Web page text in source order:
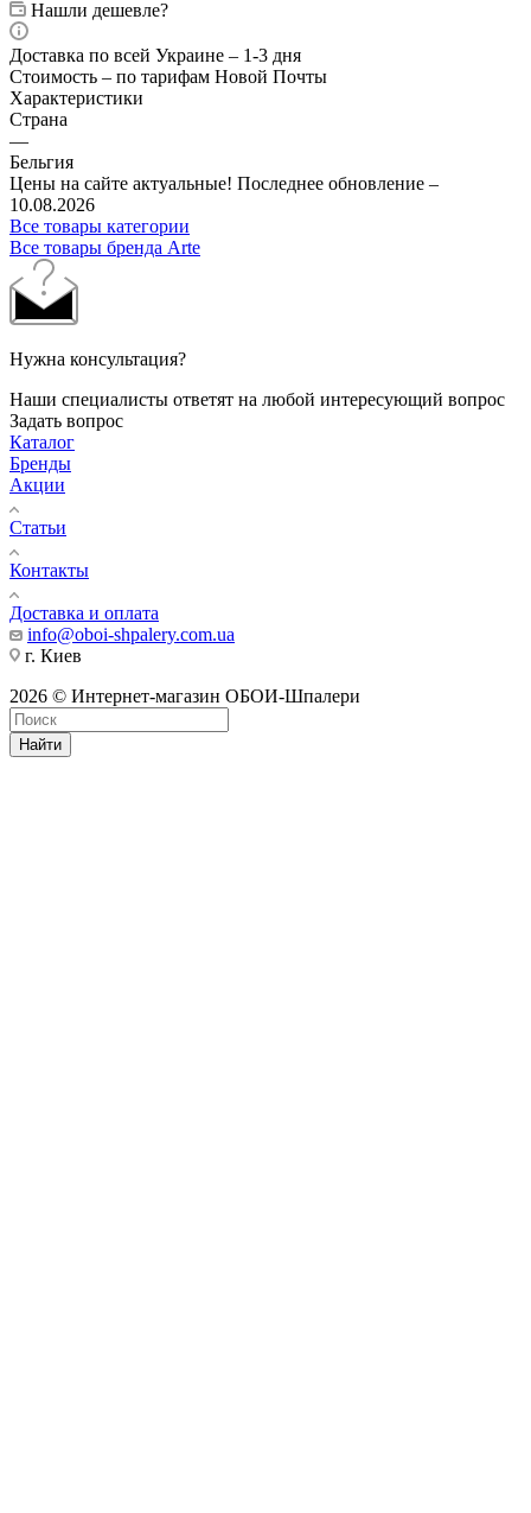
Нашли дешевле?
Доставка по всей Украине – 1-3 дня
Стоимость – по тарифам Новой Почты
Характеристики
Страна
—
Бельгия
Цены на сайте актуальные! Последнее обновление –
10.08.2026
Все товары категории
Все товары бренда Arte
Нужна консультация?
Наши специалисты ответят на любой интересующий вопрос
Задать вопрос
Каталог
Бренды
Акции
Статьи
Контакты
Доставка и оплата
info@oboi-shpalery.com.ua
г. Киев
2026 © Интернет-магазин ОБОИ-Шпалери
Найти